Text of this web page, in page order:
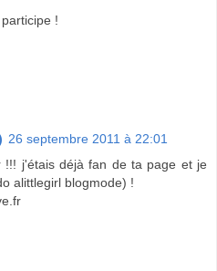
!
26 septembre 2011 à 22:01
!!! j'étais déjà fan de ta page et je
alittlegirl blogmode) !